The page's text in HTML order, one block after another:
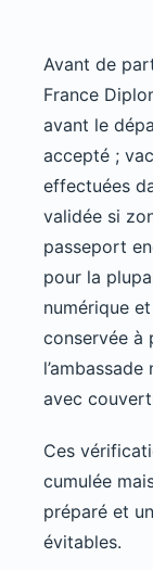
Avant de
France
avant le
accepté ;
effectuées
validée si
passeport
pour la
numérique
conservée à
avec
Ces
cumulée
préparé et
évitables.